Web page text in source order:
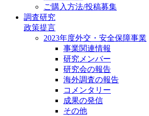
ご購入方法/投稿募集
調査研究
政策提言
2023年度外交・安全保障事業
事業関連情報
研究メンバー
研究会の報告
海外調査の報告
コメンタリー
成果の発信
その他